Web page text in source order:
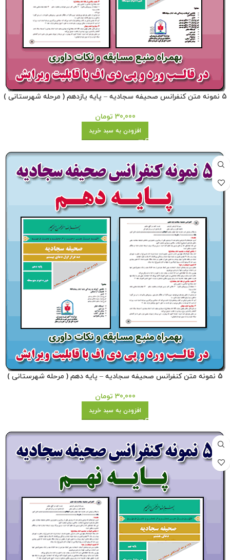
5 نمونه متن کنفرانس صحیفه سجادیه – پایه یازدهم ( مرحله شهرستانی )
30,000 تومان
افزودن به سبد خرید
5 نمونه متن کنفرانس صحیفه سجادیه – پایه دهم ( مرحله شهرستانی )
30,000 تومان
افزودن به سبد خرید